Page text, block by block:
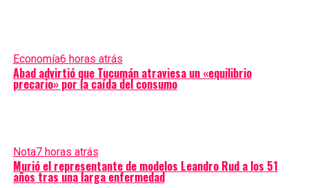
Economía6 horas atrás
Abad advirtió que Tucumán atraviesa un «equilibrio
precario» por la caída del consumo
Nota7 horas atrás
Murió el representante de modelos Leandro Rud a los 51
años tras una larga enfermedad